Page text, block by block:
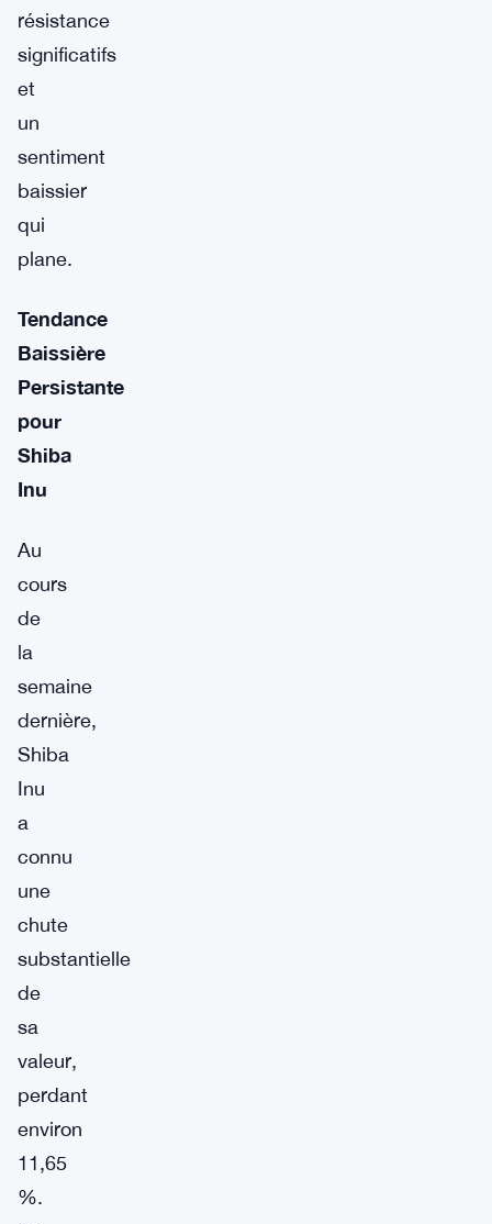
résistance
significatifs
et
un
sentiment
baissier
qui
plane.
Tendance
Baissière
Persistante
pour
Shiba
Inu
Au
cours
de
la
semaine
dernière,
Shiba
Inu
a
connu
une
chute
substantielle
de
sa
valeur,
perdant
environ
11,65
%.